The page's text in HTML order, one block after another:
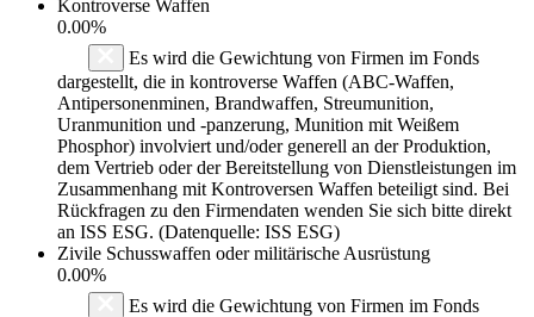
Kontroverse Waffen
0.00%
Es wird die Gewichtung von Firmen im Fonds
dargestellt, die in kontroverse Waffen (ABC-Waffen,
Antipersonenminen, Brandwaffen, Streumunition,
Uranmunition und -panzerung, Munition mit Weißem
Phosphor) involviert und/oder generell an der Produktion,
dem Vertrieb oder der Bereitstellung von Dienstleistungen im
Zusammenhang mit Kontroversen Waffen beteiligt sind. Bei
Rückfragen zu den Firmendaten wenden Sie sich bitte direkt
an ISS ESG. (Datenquelle: ISS ESG)
Zivile Schusswaffen oder militärische Ausrüstung
0.00%
Es wird die Gewichtung von Firmen im Fonds